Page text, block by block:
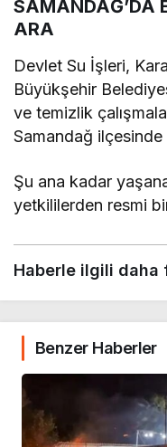
SAMANDAĞ’DA
ARA
Devlet Su İşleri,
Büyükşehir
ve temizlik
Samandağ
Şu ana kadar
yetkililerden resmi
Haberle ilgili daha
Benzer Haberler